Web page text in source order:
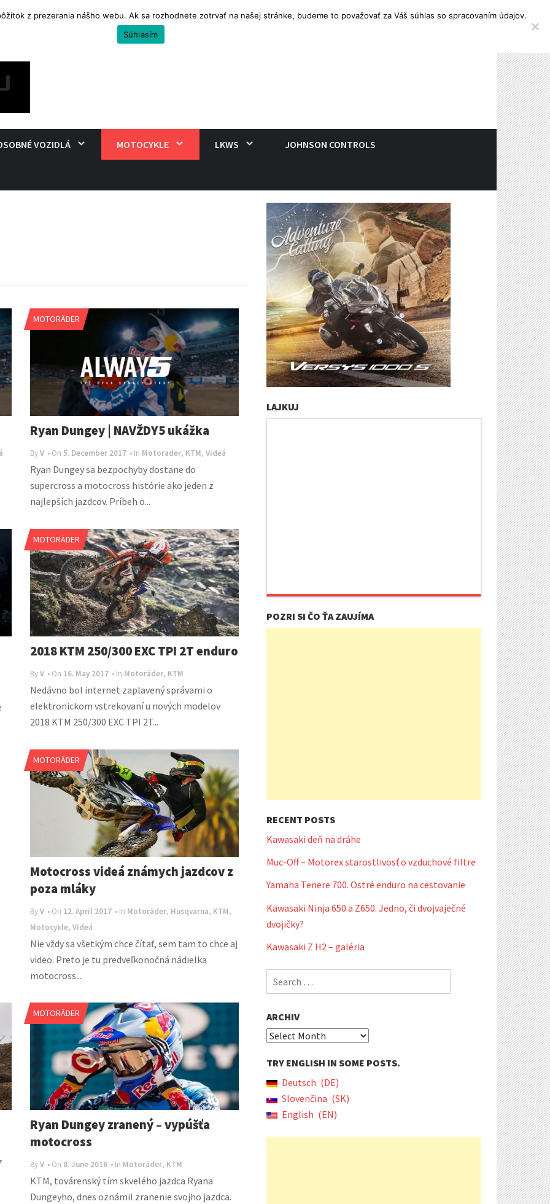
VOZIDLÁ MOTOCYKLE LKWS JOHNSON CONTROLS
MOTORÄDER
Ryan Dungey | NAVŽDY5 ukážka
ByV • On 5. December 2017 • In Motoräder, KTM, Videá
Ryan Dungey sa bezpochyby dostane do
supercross a motocross histórie ako jeden z
najlepších jazdcov. Príbeh o...
MOTORÄDER
2018 KTM 250/300 EXC TPI 2T enduro
ByV • On 16. May 2017 • In Motoräder, KTM
Nedávno bol internet zaplavený správami o
elektronickom vstrekovaní u nových modelov
2018 KTM 250/300 EXC TPI 2T...
MOTORÄDER
Motocross videá známych jazdcov z
poza mláky
ByV • On 12. April 2017 • In Motoräder, Husqvarna, KTM,
Motocykle, Videá
Nie vždy sa všetkým chce čítať, sem tam to chce aj
video. Preto je tu predveľkonočná nádielka
motocross...
MOTORÄDER
Ryan Dungey zranený – vypúšťa
motocross
ByV • On 8. June 2016 • In Motoräder, KTM
KTM, továrenský tím skvelého jazdca Ryana
Dungeyho, dnes oznámil zranenie svojho jazdca.
LAJKUJ
POZRI SI ČO ŤA ZAUJÍMA
RECENT POSTS
Kawasaki deň na dráhe
Muc-Off – Motorex starostlivosť o vzduchové filtre
Yamaha Tenere 700. Ostré enduro na cestovanie
Kawasaki Ninja 650 a Z650. Jedno, či dvojvaječné
dvojičky?
Kawasaki Z H2 – galéria
Search
for:
ARCHIV
Archiv
TRY ENGLISH IN SOME POSTS.
Deutsch
DE
Slovenčina
SK
English
EN
z prezerania nášho webu. Ak sa rozhodnete zotrvať na našej stránke, budeme to považovať za Váš súhlas so spracovaním údajov.
Súhlasím